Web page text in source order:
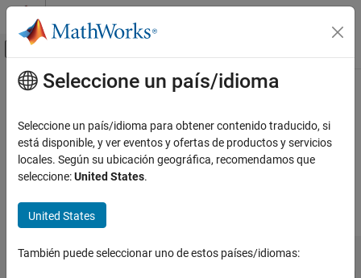
Saltar al contenido
Mostrar/ocultar menú de navegación
Ver por: Categoría
Using MATLAB
MATLAB
Using Simulink
Simulink
Contenido principal
Simulink Control Design Release
Notes
Bug Reports | Bug Fixes expand all in page
| Release Range:
Starting Release
toEnding ReleaseIncompatibilities
Highlights
Seleccione un país/idioma
Seleccione un país/idioma para obtener contenido traducido, si
está disponible, y ver eventos y ofertas de productos y servicios
locales. Según su ubicación geográfica, recomendamos que
seleccione:United States.
United States
También puede seleccionar uno de estos países/idiomas: